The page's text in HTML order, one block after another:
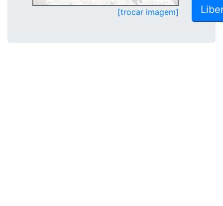
[trocar imagem]